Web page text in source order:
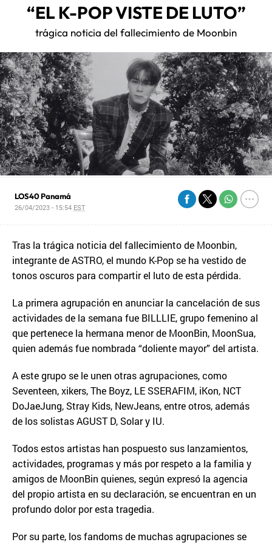
“EL K-POP VISTE DE LUTO”
trágica noticia del fallecimiento de Moonbin
LOS40 Panamá
26/04/2023 - 15:54 EST
Tras la trágica noticia del fallecimiento de Moonbin,
integrante de ASTRO, el mundo K-Pop se ha vestido de
tonos oscuros para compartir el luto de esta pérdida.
La primera agrupación en anunciar la cancelación de sus
actividades de la semana fue BILLLIE, grupo femenino al
que pertenece la hermana menor de MoonBin, MoonSua,
quien además fue nombrada “doliente mayor” del artista.
A este grupo se le unen otras agrupaciones, como
Seventeen, xikers, The Boyz, LE SSERAFIM, iKon, NCT
DoJaeJung, Stray Kids, NewJeans, entre otros, además
de los solistas AGUST D, Solar y IU.
Todos estos artistas han pospuesto sus lanzamientos,
actividades, programas y más por respeto a la familia y
amigos de MoonBin quienes, según expresó la agencia
del propio artista en su declaración, se encuentran en un
profundo dolor por esta tragedia.
Por su parte, los fandoms de muchas agrupaciones se